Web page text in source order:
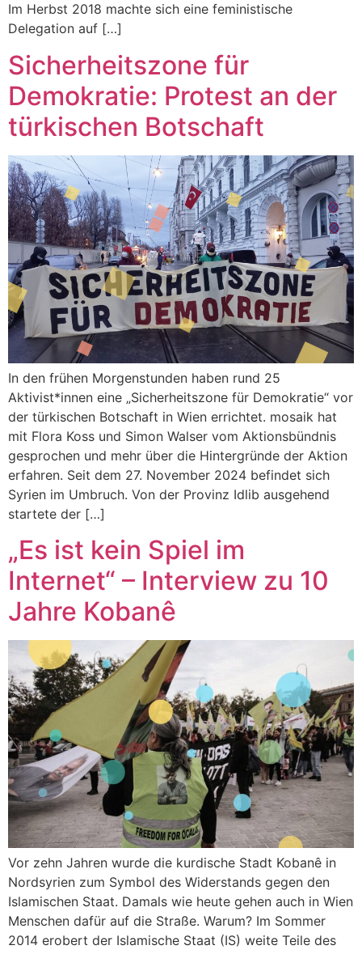
Im Herbst 2018 machte sich eine feministische
Delegation auf […]
Sicherheitszone für
Demokratie: Protest an der
türkischen Botschaft
In den frühen Morgenstunden haben rund 25
Aktivist*innen eine „Sicherheitszone für Demokratie“ vor
der türkischen Botschaft in Wien errichtet. mosaik hat
mit Flora Koss und Simon Walser vom Aktionsbündnis
gesprochen und mehr über die Hintergründe der Aktion
erfahren. Seit dem 27. November 2024 befindet sich
Syrien im Umbruch. Von der Provinz Idlib ausgehend
startete der […]
„Es ist kein Spiel im
Internet“ – Interview zu 10
Jahre Kobanê
Vor zehn Jahren wurde die kurdische Stadt Kobanê in
Nordsyrien zum Symbol des Widerstands gegen den
Islamischen Staat. Damals wie heute gehen auch in Wien
Menschen dafür auf die Straße. Warum? Im Sommer
2014 erobert der Islamische Staat (IS) weite Teile des